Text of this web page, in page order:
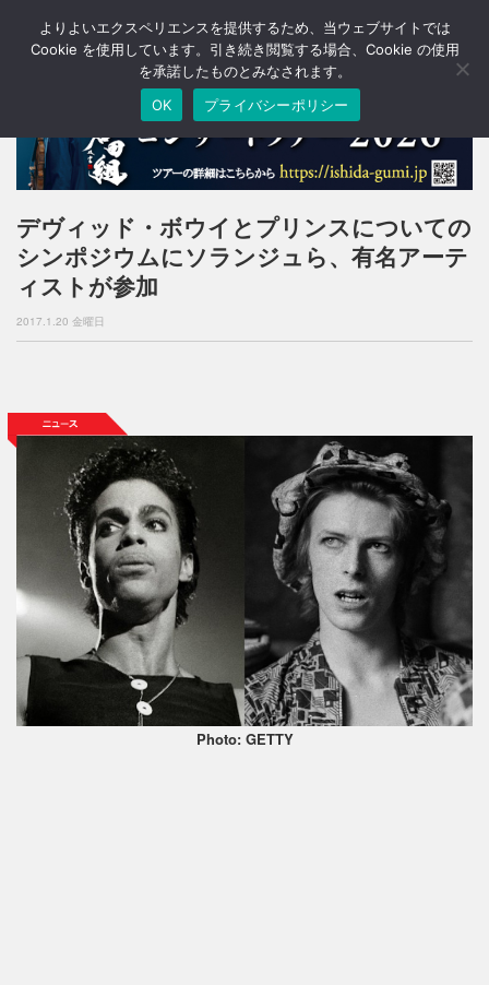
T
o
a
v
g
a
n
デヴィッド・ボウイとプリンスについての
シンポジウムにソランジュら、有名アーテ
ィストが参加
2017.1.20 金曜日
Photo: GETTY
よりよいエクスペリエンスを提供するため、当ウェブサイトでは
Cookie を使用しています。引き続き閲覧する場合、Cookie の使用
を承諾したものとみなされます。
OK
プライバシーポリシー